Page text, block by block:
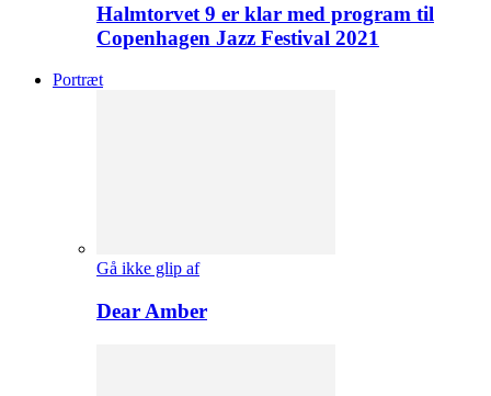
Halmtorvet 9 er klar med program til
Copenhagen Jazz Festival 2021
Portræt
Gå ikke glip af
Dear Amber